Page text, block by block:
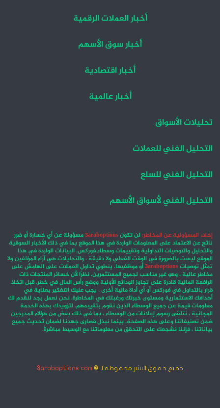
أخبار العملات الرقمية
أخبار سوق الأسهم
أخبار اقتصادية
أخبار عالمية
تحليلات الأسواق
التحليل الفني للعملات
التحليل الفني للسلع
التحليل الفني لأسواق الأسهم
إخلاء المسؤولية عن المخاطر: لن تكون3araboptionsمسؤولة عن أي خسارة أو ضرر
ناتج عن الاعتماد على المعلومات الواردة في هذا الموقع بما في ذلك الأخبار السوقية
والتحليل والتوصيات التداولية وتقييمات وسطاء فوركس. البيانات الواردة في هذا
الموقع ليست بالضرورة في الوقت الفعلي ولا دقيقة ، والتحليلات هي آراء المؤلفين ولا
تمثل توصيات3araboptionsأو موظفيها. ينطوي تداول العملات على الهامش على
مخاطر عالية ، وهو غير مناسب لجميع المستثمرين. نظرًا لأن خسائر المنتجات ذات
الرافعة المالية قادرة على تجاوز الودائع الأولية ووضع رأس المال في خطر. قبل اتخاذ
قرار بالتداول في فوركس أو أي أداة مالية أخرى ، يجب عليك التفكير بعناية في
أهدافك الاستثمارية ومستوى خبرتك ورغبتك في المخاطرة. نحن نعمل بجد لنقدم لك
معلومات قيمة عن جميع الوسطاء الذين نقوم بتقييمهم. لتزويدك بهذه الخدمة
المجانية ، نتلقى رسوم إعلانات من الوسطاء ، بما في ذلك بعض من هؤلاء المدرجين
ضمن تصنيفاتنا وعلى هذه الصفحة. بينما نبذل قصارى جهدنا لضمان تحديث جميع
بياناتنا ، فإننا نشجعك على التحقق من معلوماتنا مع الوسيط مباشرةً.
جميع حقوق النشر محفوظة لـ © 3araboptions.com